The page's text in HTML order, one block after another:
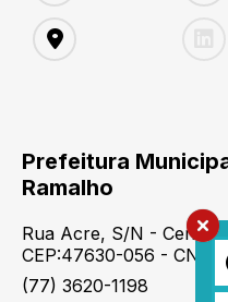
Prefeitura
Ramalho
Rua Acre, S/N - Centro
CEP:47630-056 - CNPJ
(77) 3620-1198